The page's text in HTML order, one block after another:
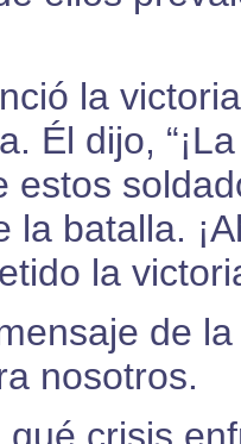
la
Él dijo,
estos
la batalla.
la
de
nosotros.